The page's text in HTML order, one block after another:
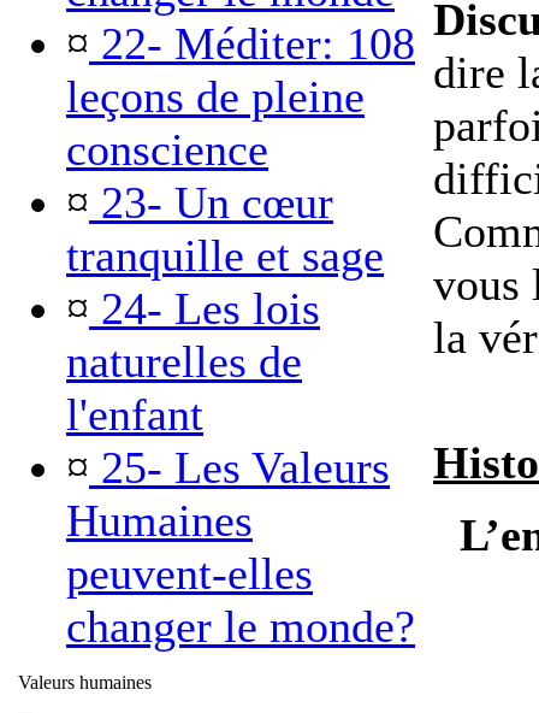
¤ 22- Méditer: 108
leçons de pleine
conscience
¤ 23- Un cœur
tranquille et sage
¤ 24- Les lois
naturelles de
l'enfant
¤ 25- Les Valeurs
Humaines
peuvent-elles
changer le monde?
Valeurs humaines
dire
vous
la